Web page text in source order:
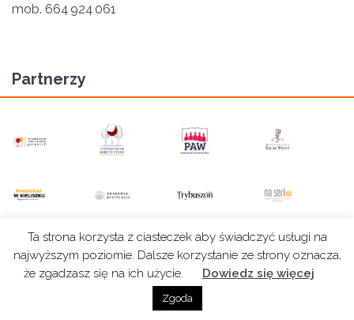
mob. 664 924 061
Partnerzy
© 2026. Radio Kulinarne. All rights reserved.
Grafiki na stronie: Bogusław Białecki. | Projekt
i wykonanie:
Skyverse
Polityka
Prywatności
Ta strona korzysta z ciasteczek aby świadczyć usługi na
najwyższym poziomie. Dalsze korzystanie ze strony oznacza,
że zgadzasz się na ich użycie.
Dowiedz się więcej
Zgoda